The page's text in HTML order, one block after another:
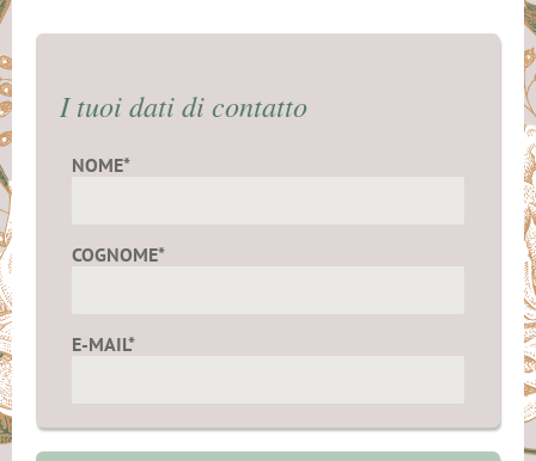
I tuoi dati di contatto
NOME*
COGNOME*
E-MAIL*